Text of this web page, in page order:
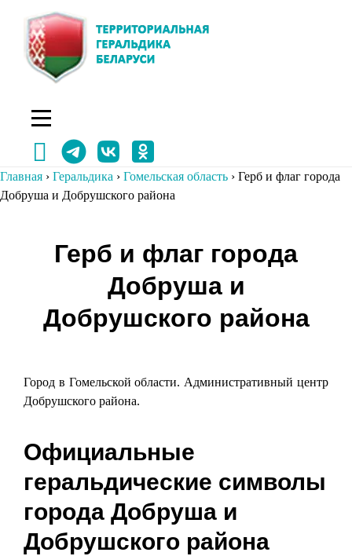
содержимому
Главная › Геральдика › Гомельская область › Герб и флаг города
Добруша и Добрушского района
Герб и флаг города
Добруша и
Добрушского района
Город в Гомельской области. Административный центр
Добрушского района.
Официальные
геральдические символы
города Добруша и
Добрушского района
Навигация
записям